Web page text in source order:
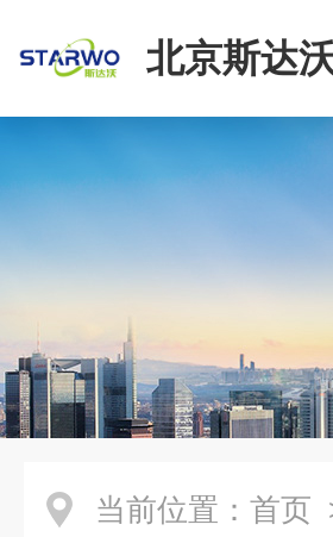
北京斯达
当前位置： 首页